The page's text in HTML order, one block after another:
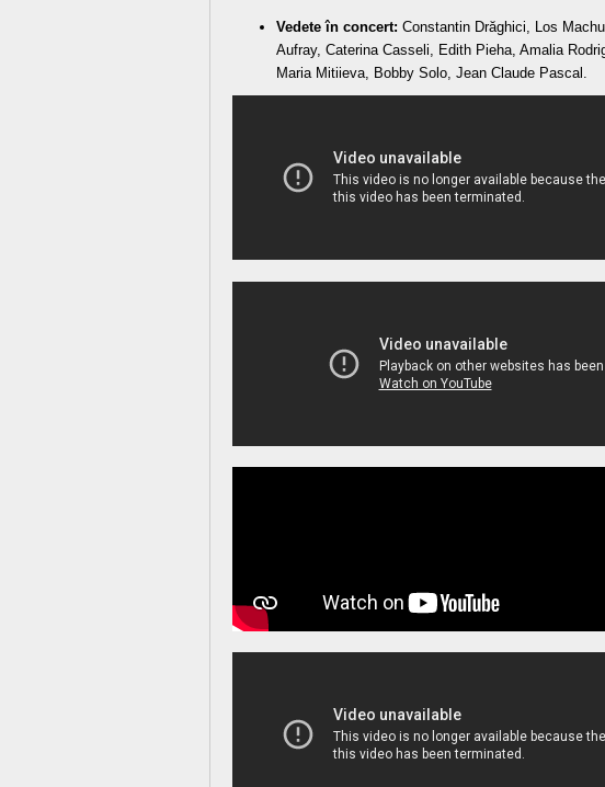
Vedete în concert: Constantin Drăghici, Los
Aufray, Caterina Casseli, Edith Pieha, Amalia
Maria Mitiieva, Bobby Solo, Jean Claude Pascal.